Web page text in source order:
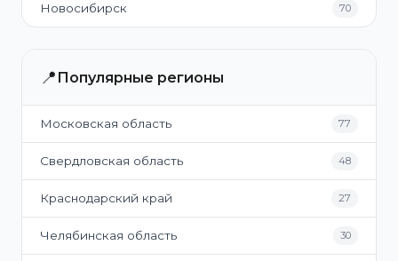
Новосибирск 70
📍 Популярные регионы
Московская область 77
Свердловская область 48
Краснодарский край 27
Челябинская область 30